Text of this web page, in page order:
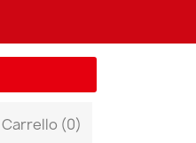
Carrello (0)